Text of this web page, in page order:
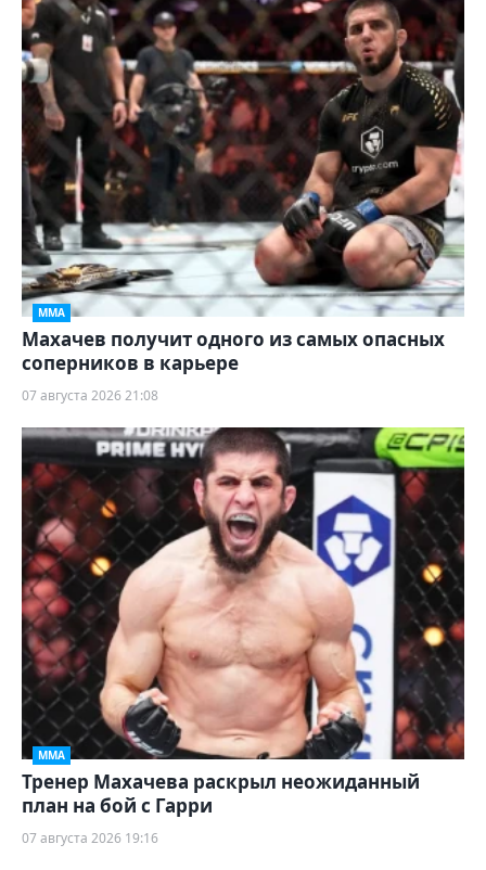
ММА
Махачев получит одного из самых опасных
соперников в карьере
07 августа 2026 21:08
ММА
Тренер Махачева раскрыл неожиданный
план на бой с Гарри
07 августа 2026 19:16